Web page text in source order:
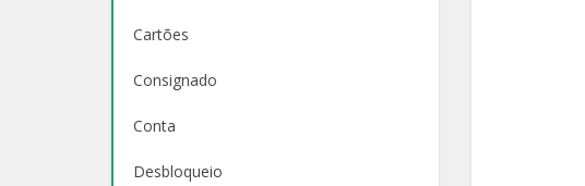
Cartões
Consignado
Conta
Desbloqueio